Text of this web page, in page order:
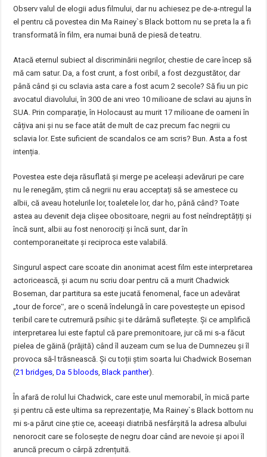
Observ valul de elogii adus filmului, dar nu achiesez pe de-a-ntregul la
el pentru că povestea din Ma Rainey`s Black bottom nu se preta la a fi
transformată în film, era numai bună de piesă de teatru.
Atacă eternul subiect al discriminării negrilor, chestie de care încep să
mă cam satur. Da, a fost crunt, a fost oribil, a fost dezgustător, dar
până când și cu sclavia asta care a fost acum 2 secole? Să fiu un pic
avocatul diavolului, în 300 de ani vreo 10 milioane de sclavi au ajuns în
SUA. Prin comparație, în Holocaust au murit 17 milioane de oameni în
câțiva ani și nu se face atât de mult de caz precum fac negrii cu
sclavia lor. Este suficient de scandalos ce am scris? Bun. Asta a fost
intenția.
Povestea este deja răsuflată și merge pe aceleași adevăruri pe care
nu le renegăm, știm că negrii nu erau acceptați să se amestece cu
albii, că aveau hotelurile lor, toaletele lor, dar ho, până când? Toate
astea au devenit deja clișee obositoare, negrii au fost neîndreptățiți și
încă sunt, albii au fost nenorociți și încă sunt, dar în
contemporaneitate și reciproca este valabilă.
Singurul aspect care scoate din anonimat acest film este interpretarea
actoricească, și acum nu scriu doar pentru că a murit Chadwick
Boseman, dar partitura sa este jucată fenomenal, face un adevărat
„tour de force‟, are o scenă îndelungă în care povestește un episod
teribil care te cutremură psihic și te dărâmă sufletește. Și ce amplifică
interpretarea lui este faptul că pare premonitoare, jur că mi s-a făcut
pielea de găină (prăjită) când îl auzeam cum se lua de Dumnezeu și îl
provoca să-l trăsnească. Și cu toții știm soarta lui Chadwick Boseman
(21 bridges,Da 5 bloods,Black panther).
În afară de rolul lui Chadwick, care este unul memorabil, în mică parte
și pentru că este ultima sa reprezentație, Ma Rainey`s Black bottom nu
mi s-a părut cine știe ce, aceeași diatribă nesfârșită la adresa albului
nenorocit care se folosește de negru doar când are nevoie și apoi îl
aruncă precum o cârpă zdrențuită.